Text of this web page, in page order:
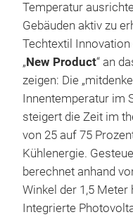
Temperatur
Gebäuden aktiv zu
Techtextil
„New Product“ an
zeigen: Die
Innentemperatur im
steigert die Zeit im
von 25 auf 75
Kühlenergie.
berechnet anhand
Winkel der 1,5
Integrierte